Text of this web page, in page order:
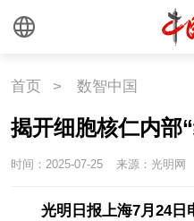
首页 > 数智中国
揭开细胞核仁内部
时间：2025-07-25 来源：光明网
光明日报上海7月24